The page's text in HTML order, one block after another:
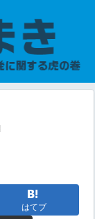
はてブ